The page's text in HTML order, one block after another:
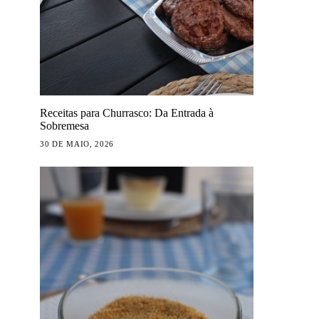
Receitas para Churrasco: Da Entrada à
Sobremesa
30 DE MAIO, 2026